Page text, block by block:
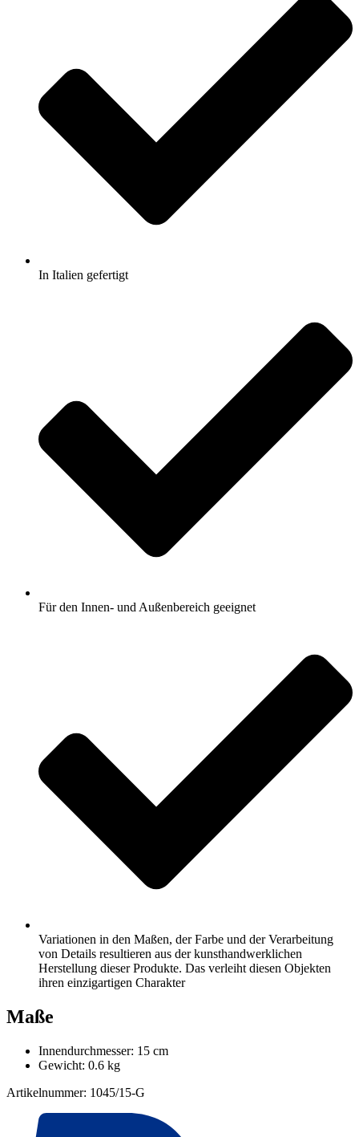
In Italien gefertigt
Für den Innen- und Außenbereich geeignet
Variationen in den Maßen, der Farbe und der Verarbeitung
von Details resultieren aus der kunsthandwerklichen
Herstellung dieser Produkte. Das verleiht diesen Objekten
ihren einzigartigen Charakter
Maße
Innendurchmesser: 15 cm
Gewicht: 0.6 kg
Artikelnummer: 1045/15-G